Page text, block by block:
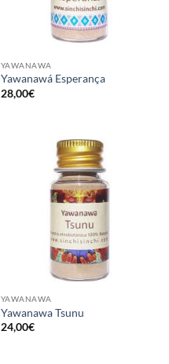
YAWANAWA
Yawanawá Esperança
28,00€
YAWANAWA
Yawanawa Tsunu
24,00€